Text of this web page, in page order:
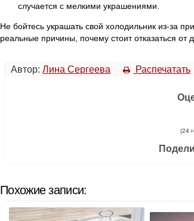
случается с мелкими украшениями.
Не бойтесь украшать свой холодильник из-за
реальные причины, почему стоит отказаться от
Автор:Лина Сергеева Распечатать
(24
Похожие записи: